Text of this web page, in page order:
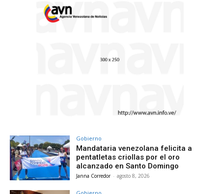
Gobierno
Mandataria venezolana felicita a
pentatletas criollas por el oro
alcanzado en Santo Domingo
Janna Corredor - agosto 8, 2026